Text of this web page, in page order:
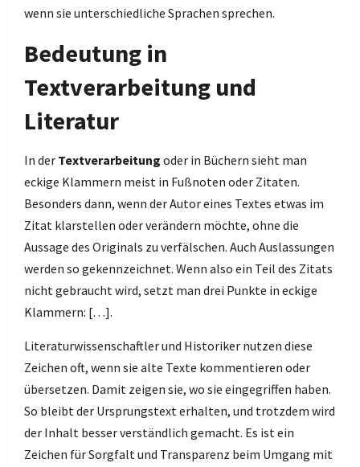
wenn sie unterschiedliche Sprachen sprechen.
Bedeutung in
Textverarbeitung und
Literatur
In der Textverarbeitung oder in Büchern sieht man
eckige Klammern meist in Fußnoten oder Zitaten.
Besonders dann, wenn der Autor eines Textes etwas im
Zitat klarstellen oder verändern möchte, ohne die
Aussage des Originals zu verfälschen. Auch Auslassungen
werden so gekennzeichnet. Wenn also ein Teil des Zitats
nicht gebraucht wird, setzt man drei Punkte in eckige
Klammern: […].
Literaturwissenschaftler und Historiker nutzen diese
Zeichen oft, wenn sie alte Texte kommentieren oder
übersetzen. Damit zeigen sie, wo sie eingegriffen haben.
So bleibt der Ursprungstext erhalten, und trotzdem wird
der Inhalt besser verständlich gemacht. Es ist ein
Zeichen für Sorgfalt und Transparenz beim Umgang mit